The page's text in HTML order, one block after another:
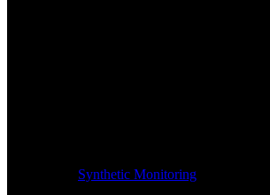
Synthetic Monitoring